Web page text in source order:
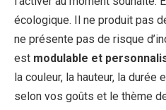
écologique. Il ne produit pas
ne présente pas de risque
est modulable et
la couleur, la hauteur, la
selon vos goûts et le thème